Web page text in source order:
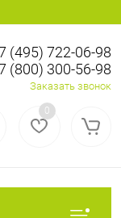
Регистрация
(495) 722-06-98
(800) 300-56-98
Заказать звонок
0